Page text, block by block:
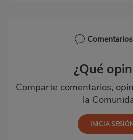
Comentarios
¿Qué
Comparte comentarios,
la